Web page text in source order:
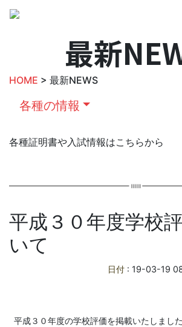
最新
HOME > 最新NEWS
各種の情報
各種証明書や入試情報はこちらから
平成３０年度学校
いて
日付 : 19-03-19
平成３０年度の学校評価を掲載いたしまし